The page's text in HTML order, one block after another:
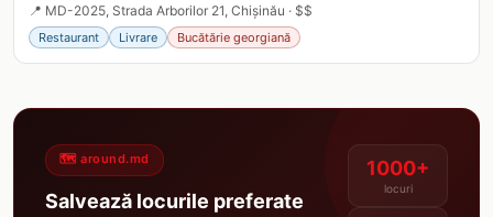
📍 MD-2025, Strada Arborilor 21, Chișinău · $$
Restaurant Livrare Bucătărie georgiană
🗺️ around.md
Salvează locurile preferate
1000+
locuri